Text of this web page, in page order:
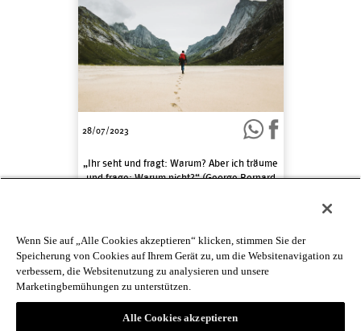
28/07/2023
„Ihr seht und fragt: Warum? Aber ich träume
und frage: Warum nicht?“ (George Bernard
1 2 3 … 19 >
Wenn Sie auf „Alle Cookies akzeptieren“ klicken, stimmen Sie der
Speicherung von Cookies auf Ihrem Gerät zu, um die Websitenavigation zu
verbessern, die Websitenutzung zu analysieren und unsere
Marketingbemühungen zu unterstützen.
Alle Cookies akzeptieren